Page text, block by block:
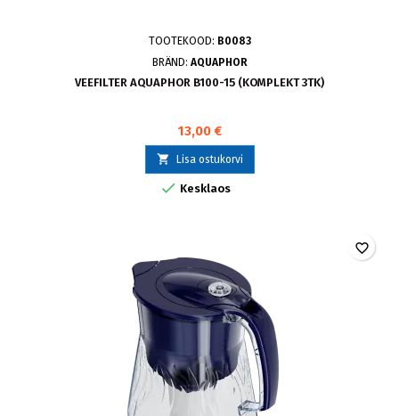
TOOTEKOOD: B0083
BRÄND: AQUAPHOR
VEEFILTER AQUAPHOR B100-15 (KOMPLEKT 3TK)
13,00 €
 Lisa ostukorvi
 Kesklaos
favorite_border